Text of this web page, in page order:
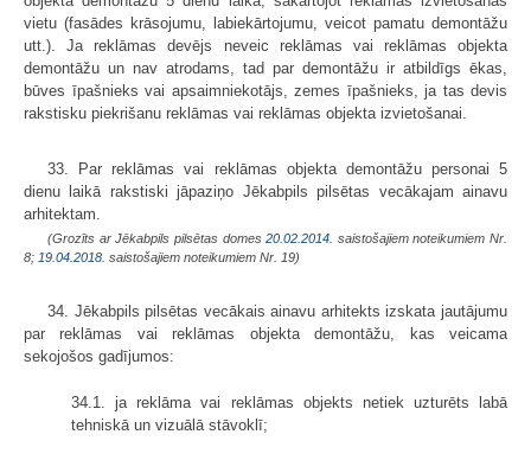
vietu (fasādes krāsojumu, labiekārtojumu, veicot pamatu demontāžu
utt.). Ja reklāmas devējs neveic reklāmas vai reklāmas objekta
demontāžu un nav atrodams, tad par demontāžu ir atbildīgs ēkas,
būves īpašnieks vai apsaimniekotājs, zemes īpašnieks, ja tas devis
rakstisku piekrišanu reklāmas vai reklāmas objekta izvietošanai.
33. Par reklāmas vai reklāmas objekta demontāžu personai 5
dienu laikā rakstiski jāpaziņo Jēkabpils pilsētas vecākajam ainavu
arhitektam
(Grozīts ar Jēkabpils pilsētas domes20.02.2014. saistošajiem noteikumiem Nr.
8; 19.04.2018. saistošajiem noteikumiem Nr. 19)
34. Jēkabpils pilsētas vecākais ainavu arhitekts izskata jautājumu
par reklāmas vai reklāmas objekta demontāžu, kas veicama
sekojošos gadījumos:
34.1. ja reklāma vai reklāmas objekts netiek uzturēts labā
tehniskā un vizuālā stāvoklī;